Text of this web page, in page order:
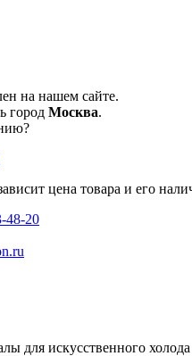
на нашем сайте.
город Москва.
цена товара и его
48-20
для искусственного